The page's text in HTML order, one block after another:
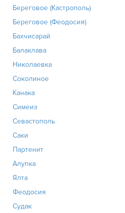
Береговое (Кастрополь)
Береговое (Феодосия)
Бахчисарай
Балаклава
Николаевка
Соколиное
Канака
Симеиз
Севастополь
Саки
Партенит
Алупка
Ялта
Феодосия
Судак